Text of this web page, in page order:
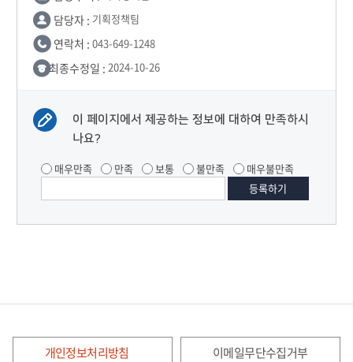
담당자 : 기획정책팀
연락처 : 043-649-1248
최종수정일 : 2024-10-26
이 페이지에서 제공하는 정보에 대하여 만족하시
나요?
매우만족 만족 보통 불만족 매우불만족
개인정보처리방침 이메일무단수집거부